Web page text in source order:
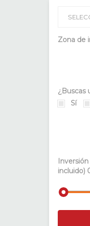
Zona de
¿Buscas
Sí
incluido)